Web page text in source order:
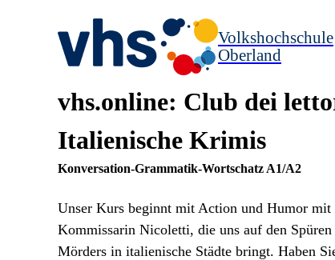
Volkshochschule
Oberland
vhs.online: Club dei
Italienische Krimis
Konversation-Grammatik-Wortschatz A1/A2
Unser Kurs beginnt mit Action und Humor mit
Kommissarin Nicoletti, die uns auf den Spüren
Mörders in italienische Städte bringt. Haben